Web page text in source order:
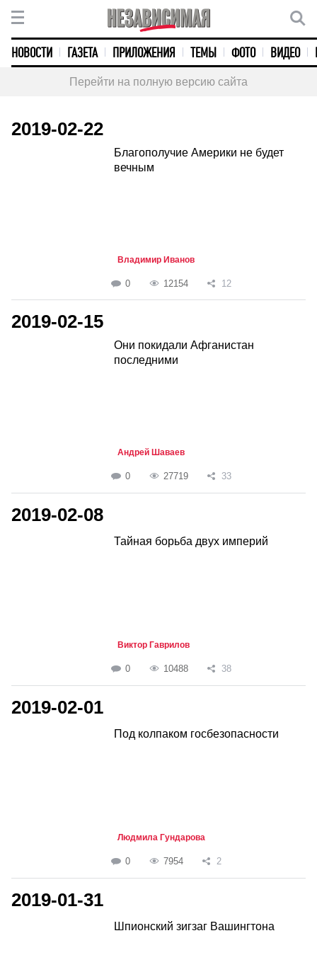
НОВОСТИ ГАЗЕТА ПРИЛОЖЕНИЯ ТЕМЫ ФОТО ВИДЕО
Перейти на полную версию сайта
2019-02-22
Благополучие Америки не будет
вечным
Владимир Иванов
0 12154 12
2019-02-15
Они покидали Афганистан
последними
Андрей Шаваев
0 27719 33
2019-02-08
Тайная борьба двух империй
Виктор Гаврилов
0 10488 38
2019-02-01
Под колпаком госбезопасности
Людмила Гундарова
0 7954 2
2019-01-31
Шпионский зигзаг Вашингтона